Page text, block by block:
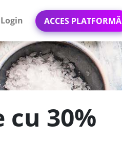
Login ACCES PLATFORMĂ
30%